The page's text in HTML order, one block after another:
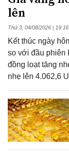
lên
Thứ 3, 04/08/2026 | 19:16
Kết thúc ngày
so với đầu phiên
đồng loạt tăng
nhẹ lên 4.062,6